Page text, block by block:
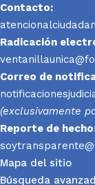
Contacto:
Radicación
Correo de
(exclusivamente
Reporte de
Mapa del sitio
Búsqueda